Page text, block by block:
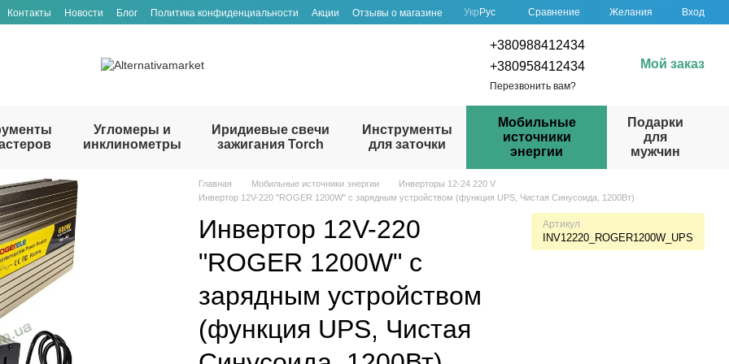
Контакты Новости Блог Политика конфиденциальности Акции
Отзывы о магазине
Укр Рус Сравнение Желания Вход
+380988412434
+380958412434
Перезвонить вам?
Мой заказ
Угломеры и
инклинометры
Иридиевые свечи
зажигания Torch
Инструменты
для заточки
Мобильные
источники
энергии
Подарки
для
мужчин
Главная Мобильные источники энергии
Инверторы 12-24 220 V
Инвертор 12V-220 "ROGER 1200W" с зарядным устройством (функция UPS, Чистая Синусоида, 1200Вт)
Инвертор 12V-220
"ROGER 1200W" с
зарядным устройством
(функция UPS, Чистая
Артикул
INV12220_ROGER1200W_UPS